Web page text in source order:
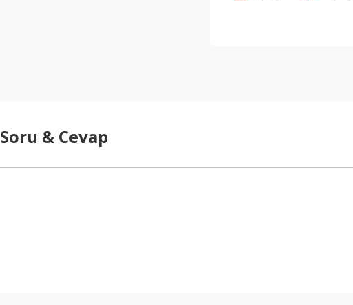
Soru & Cevap